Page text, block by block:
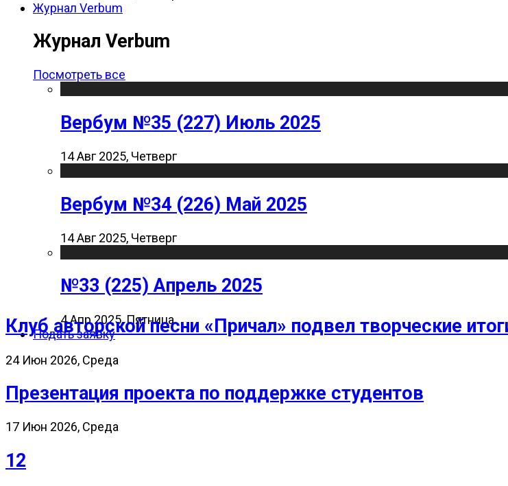
Журнал Verbum
Журнал Verbum
Посмотреть все
Вербум №35 (227) Июль 2025
14 Авг 2025, Четверг
Вербум №34 (226) Май 2025
14 Авг 2025, Четверг
№33 (225) Апрель 2025
4 Апр 2025, Пятница
Подать заявку
Клуб авторской песни «Причал» подвел творческие
24 Июн 2026, Среда
Презентация проекта по поддержке студентов
17 Июн 2026, Среда
12